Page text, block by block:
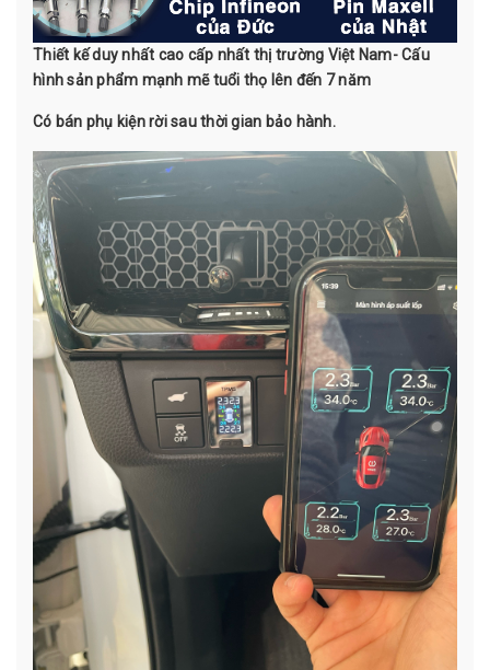
Thiết kế duy nhất cao cấp nhất thị trường Việt Nam- Cấu
hình sản phẩm mạnh mẽ tuổi thọ lên đến 7 năm
Có bán phụ kiện rời sau thời gian bảo hành.